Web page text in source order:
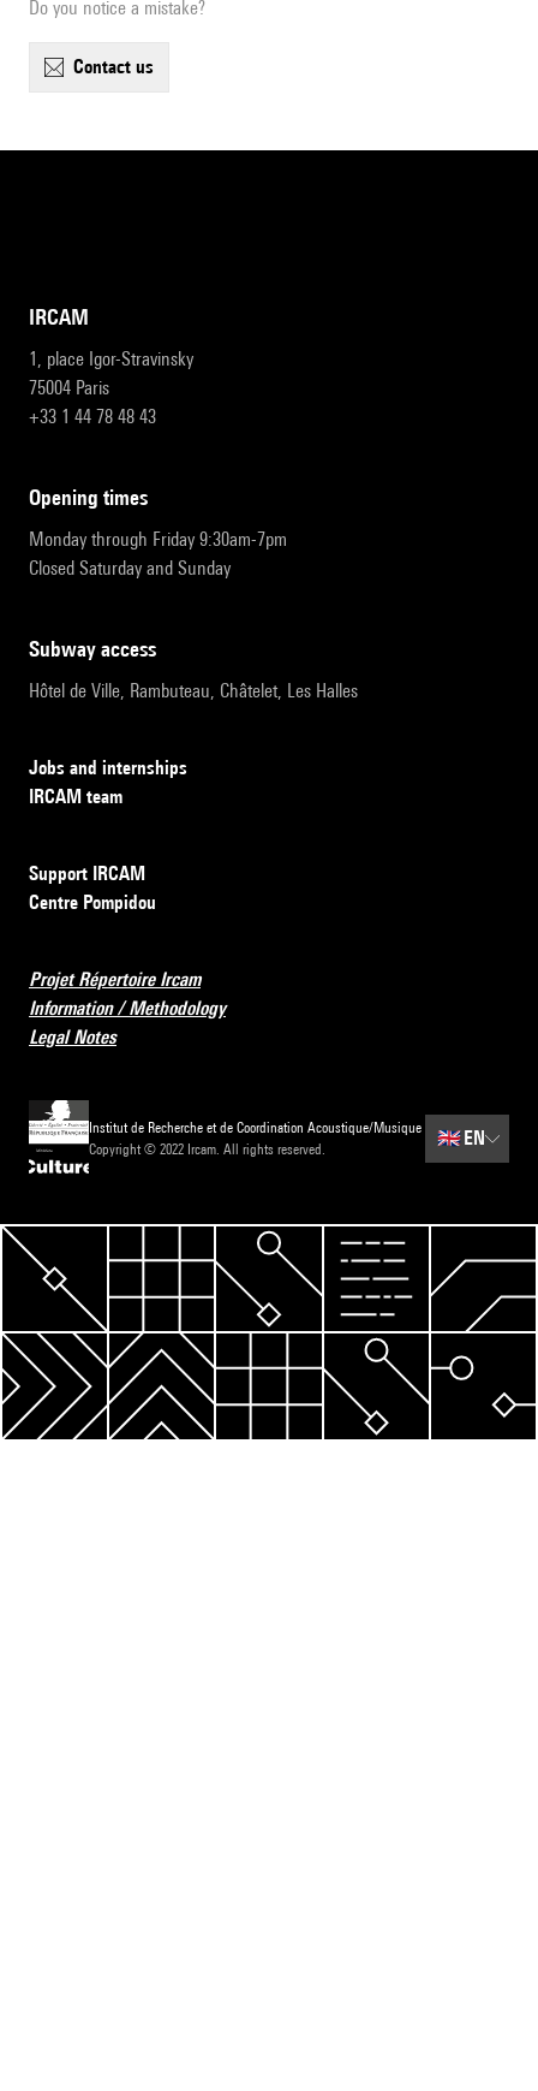
Do you notice a mistake?
contact us
IRCAM
1, place Igor-Stravinsky
75004 Paris
+33 1 44 78 48 43
opening times
Monday through Friday 9:30am-7pm
Closed Saturday and Sunday
subway access
Hôtel de Ville, Rambuteau, Châtelet, Les Halles
Jobs and internships
IRCAM team
Support IRCAM
Centre Pompidou
Projet Répertoire Ircam
Information / Methodology
Legal Notes
Institut de Recherche et de Coordination Acoustique/Musique
Copyright © 2022 Ircam. All rights reserved.
🇬🇧 EN